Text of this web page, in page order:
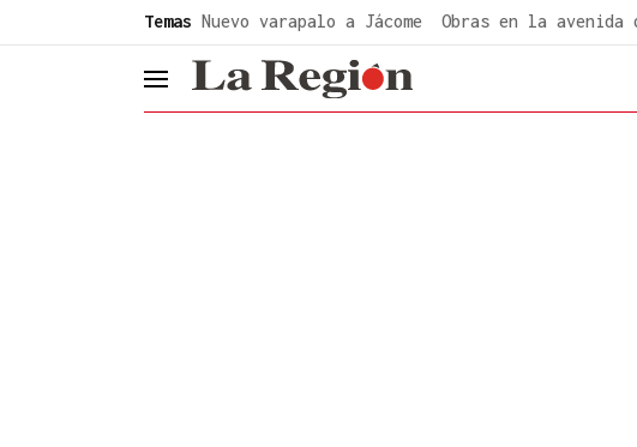
Temas Nuevo varapalo a Jácome Obras en la avenida
header.menu.open